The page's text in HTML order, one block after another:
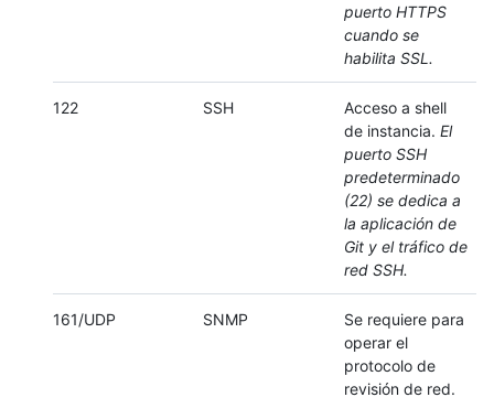
puerto HTTPS
cuando se
habilita SSL.
122 SSH
Acceso a shell
de instancia. El
puerto SSH
predeterminado
(22) se dedica a
la aplicación de
Git y el tráfico de
red SSH.
161/UDP SNMP
Se requiere para
operar el
protocolo de
revisión de red.